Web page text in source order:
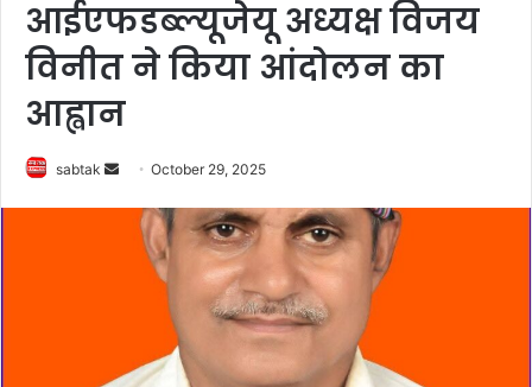
आईएफडब्ल्यूजेयू अध्यक्ष विजय
विनीत ने किया आंदोलन का
आह्वान
sabtak
Send
email
October 29, 2025